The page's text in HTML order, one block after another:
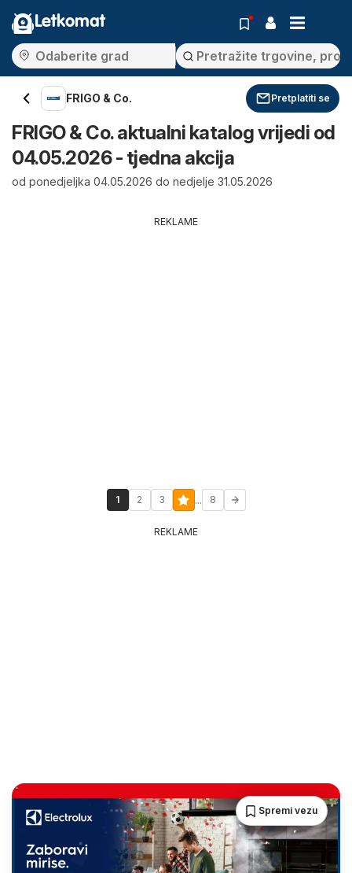
Letkomat
FRIGO & Co. Pretplatiti se
FRIGO & Co. aktualni katalog vrijedi od
04.05.2026 - tjedna akcija
od ponedjeljka 04.05.2026 do nedjelje 31.05.2026
REKLAME
1 2 3 ... 8
REKLAME
Spremi vezu